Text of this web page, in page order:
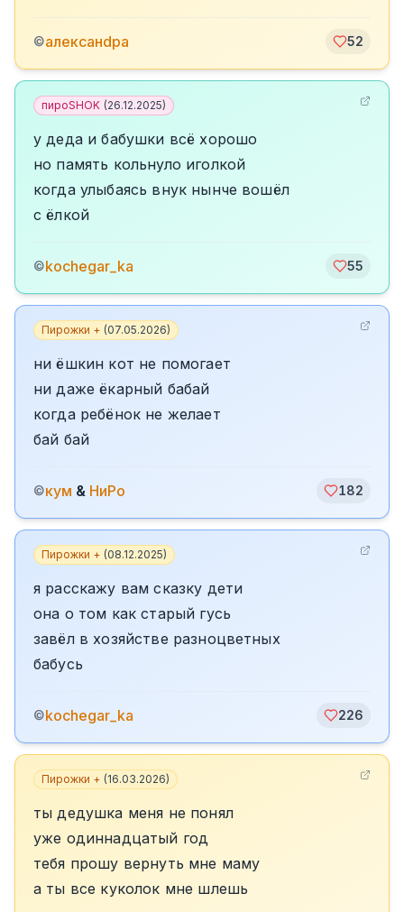
©алексанdра 52
пироSHOK (26.12.2025)
у деда и бабушки всё хорошо
но память кольнуло иголкой
когда улыбаясь внук нынче вошёл
с ёлкой
©kochegar_ka 55
Пирожки + (07.05.2026)
ни ëшкин кот не помогает
ни даже ëкарный бабай
когда ребёнок не желает
бай бай
©кум & НиРо 182
Пирожки + (08.12.2025)
я расскажу вам сказку дети
она о том как старый гусь
завёл в хозяйстве разноцветных
бабусь
©kochegar_ka 226
Пирожки + (16.03.2026)
ты дедушка меня не понял
уже одиннадцатый год
тебя прошу вернуть мне маму
а ты все куколок мне шлешь